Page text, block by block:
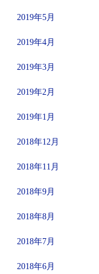
2019年5月
2019年4月
2019年3月
2019年2月
2019年1月
2018年12月
2018年11月
2018年9月
2018年8月
2018年7月
2018年6月